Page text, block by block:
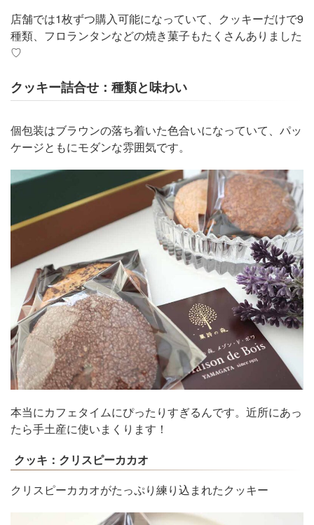
店舗では1枚ずつ購入可能になっていて、クッキーだけで9
種類、フロランタンなどの焼き菓子もたくさんありました
♡
クッキー詰合せ：種類と味わい
個包装はブラウンの落ち着いた色合いになっていて、パッ
ケージともにモダンな雰囲気です。
本当にカフェタイムにぴったりすぎるんです。近所にあっ
たら手土産に使いまくります！
クッキ：クリスピーカカオ
クリスピーカカオがたっぷり練り込まれたクッキー